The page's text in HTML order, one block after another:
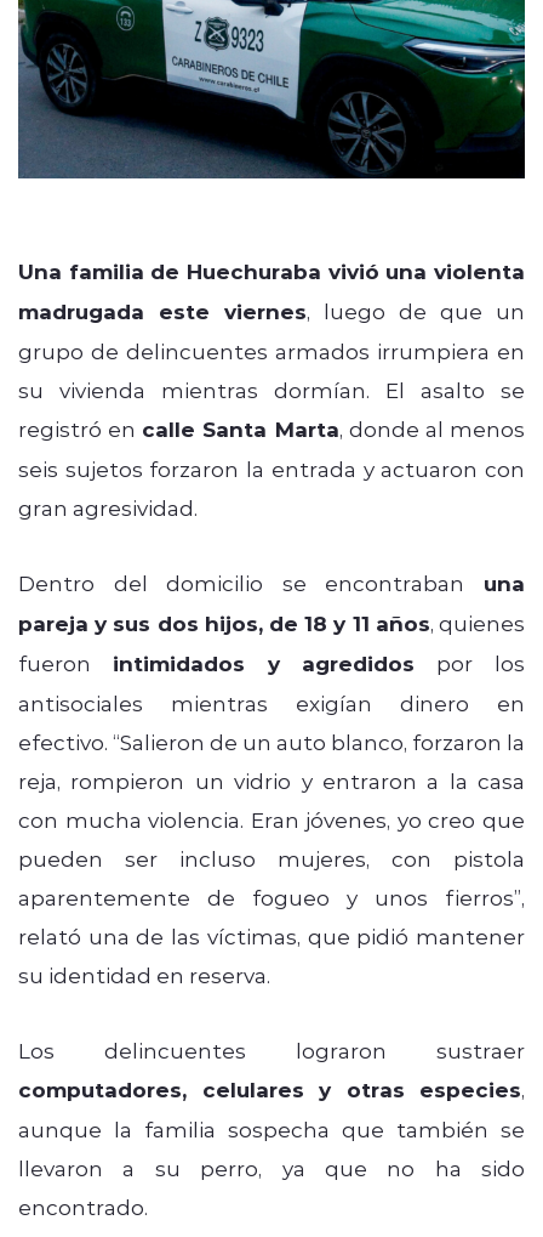
Una familia de Huechuraba vivió una violenta
madrugada este viernes, luego de que un
grupo de delincuentes armados irrumpiera en
su vivienda mientras dormían. El asalto se
registró en calle Santa Marta, donde al menos
seis sujetos forzaron la entrada y actuaron con
gran agresividad.
Dentro del domicilio se encontraban una
pareja y sus dos hijos, de 18 y 11 años, quienes
fueron intimidados y agredidos por los
antisociales mientras exigían dinero en
efectivo. “Salieron de un auto blanco, forzaron la
reja, rompieron un vidrio y entraron a la casa
con mucha violencia. Eran jóvenes, yo creo que
pueden ser incluso mujeres, con pistola
aparentemente de fogueo y unos fierros”,
relató una de las víctimas, que pidió mantener
su identidad en reserva.
Los delincuentes lograron sustraer
computadores, celulares y otras especies,
aunque la familia sospecha que también se
llevaron a su perro, ya que no ha sido
encontrado.